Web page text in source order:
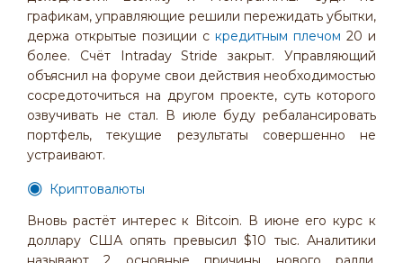
графикам, управляющие решили пережидать убытки,
держа открытые позиции с кредитным плечом 20 и
более. Счёт Intraday Stride закрыт. Управляющий
объяснил на форуме свои действия необходимостью
сосредоточиться на другом проекте, суть которого
озвучивать не стал. В июле буду ребалансировать
портфель, текущие результаты совершенно не
устраивают.
Криптовалюты
Вновь растёт интерес к Bitcoin. В июне его курс к
доллару США опять превысил $10 тыс. Аналитики